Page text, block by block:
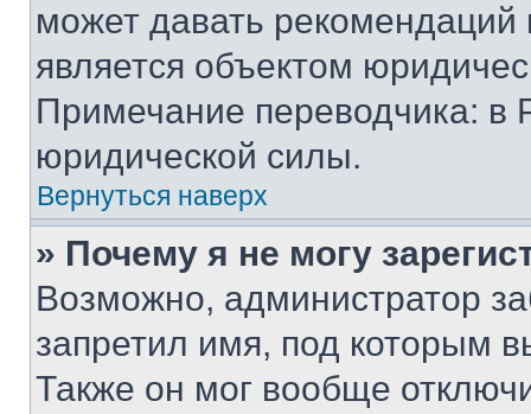
может давать
является объектом
Примечание переводчика: в
юридической силы.
Вернуться наверх
» Почему я не могу
Возможно, администратор
запретил имя, под которым
Также он мог вообще